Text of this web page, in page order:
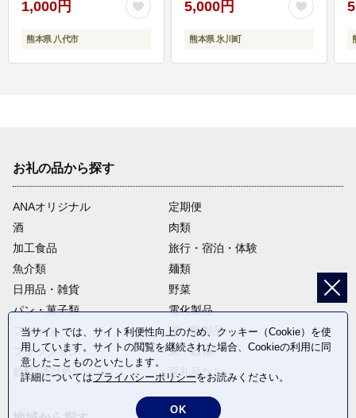
1,000円
熊本県 八代市
5,000円
熊本県 氷川町
お礼の品から探す
ANAオリジナル
定期便
酒
肉類
加工食品
旅行・宿泊・体験
魚介類
麺類
日用品・雑貨
野菜
パン・菓子類
電化製品
フルーツ
卵・乳製品
ファッション
米・穀物
飲料(酒以外)
返礼品なし
当サイトでは、サイト利便性向上のため、クッキー（Cookie）を使
用しています。サイトの閲覧を継続された場合、Cookieの利用に同
意したことものといたします。
詳細についてはプライバシーポリシーをお読みください。
OK